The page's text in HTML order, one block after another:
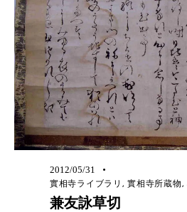
2012/05/31
實相寺ライブラリ ,實相寺所蔵物,
兼友詠草切